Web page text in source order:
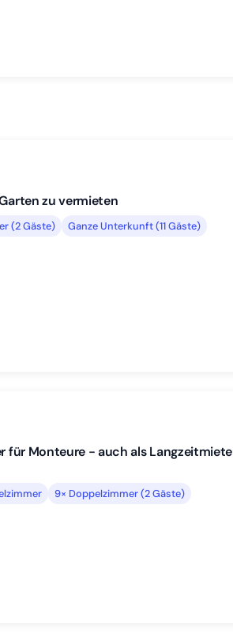
zu vermieten
(2 Gäste) Ganze Unterkunft (11 Gäste)
für Monteure - auch als Langzeitmiete
9× Doppelzimmer (2 Gäste)